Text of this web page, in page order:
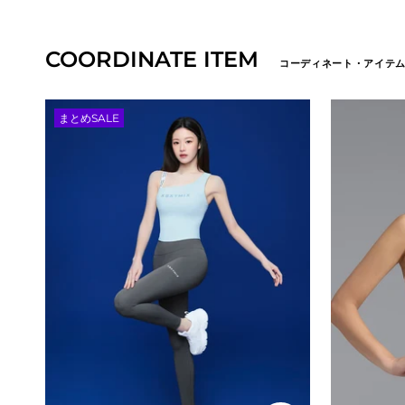
COORDINATE ITEM コーディネート・アイテム
まとめSALE